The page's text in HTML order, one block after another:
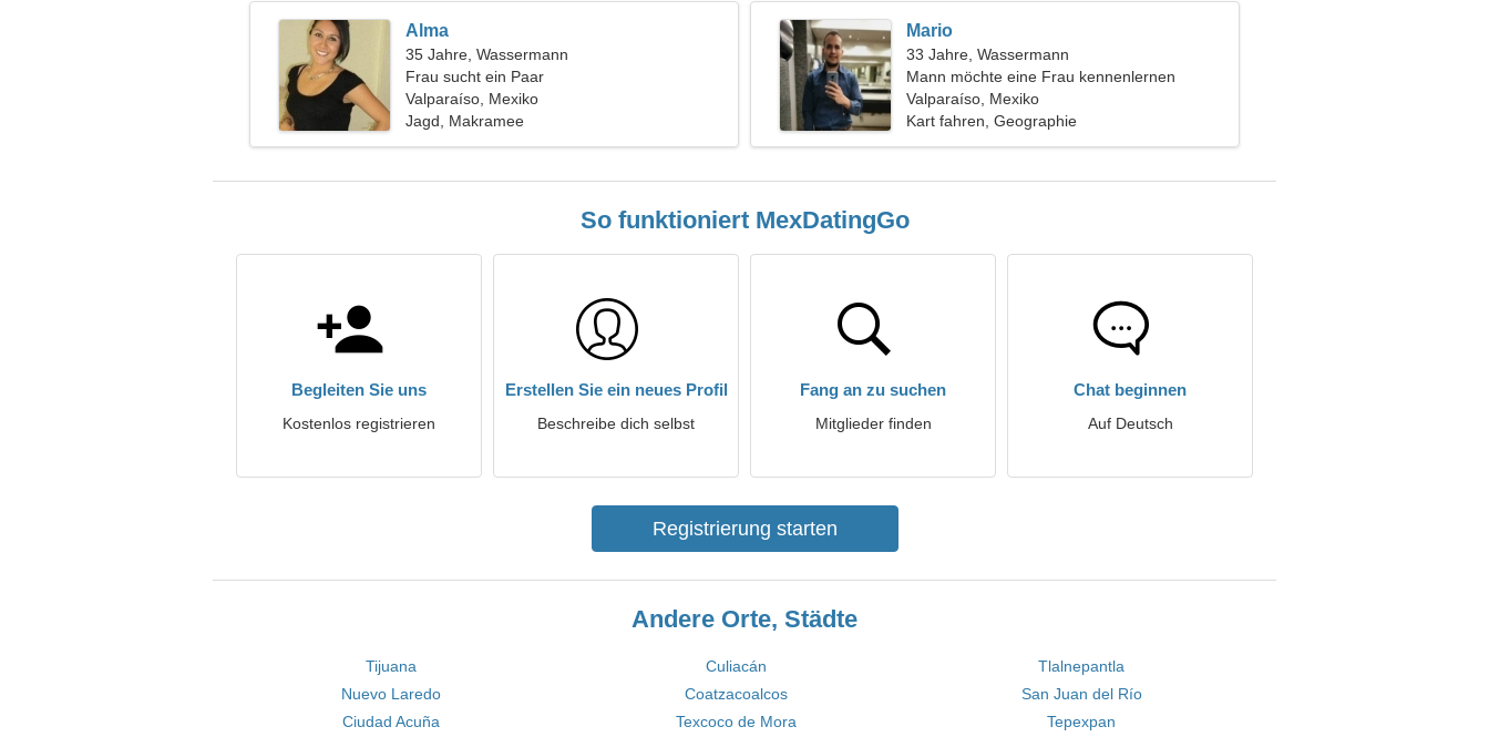
Alma
35 Jahre, Wassermann
Frau sucht ein Paar
Valparaíso, Mexiko
Jagd, Makramee
Mario
33 Jahre, Wassermann
Mann möchte eine Frau kennenlernen
Valparaíso, Mexiko
Kart fahren, Geographie
So funktioniert MexDatingGo
Begleiten Sie uns
Kostenlos registrieren
Erstellen Sie ein neues Profil
Beschreibe dich selbst
Fang an zu suchen
Mitglieder finden
Chat beginnen
Auf Deutsch
Registrierung starten
Andere Orte, Städte
Tijuana Culiacán
Tlalnepantla
Nuevo Laredo
Coatzacoalcos
San Juan del Río
Ciudad Acuña
Texcoco de Mora Tepexpan